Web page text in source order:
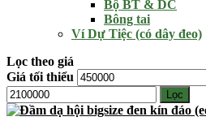
Bộ BT & DC
Bông tai
Ví Dự Tiệc (có dây đeo)
Lọc theo giá
Giá tối thiểu
Lọc